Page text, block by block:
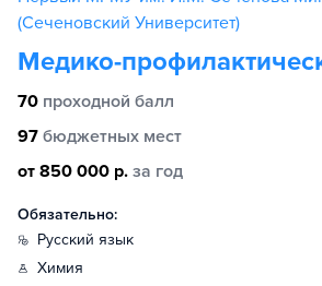
(Сеченовский Университет)
Медико-
70 проходной балл
97 бюджетных мест
от 850 000 р. за год
Обязательно:
русский язык
химия